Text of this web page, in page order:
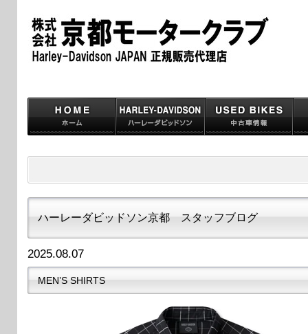
ハーレーダビッドソン京都 スタッフブログ
2025.08.07
MEN’S SHIRTS